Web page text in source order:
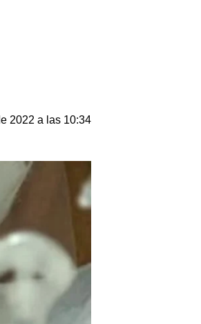
2022 a las 10:34